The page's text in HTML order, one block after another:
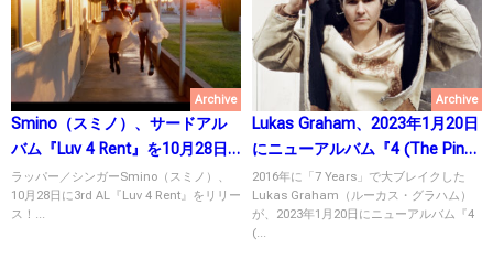
Archive
Smino（スミノ）、サードアル
バム『Luv 4 Rent』を10月28日
にリリース！
ラッパー／シンガーSmino（スミノ）、
10月28日に3rd AL『Luv 4 Rent』をリリー
ス！...
Archive
Lukas Graham、2023年1月20日
にニューアルバム『4 (The Pink
Album)』をリリース！
2016年に「7 Years」で大ブレイクした
Lukas Graham（ルーカス・グラハム）
が、2023年1月20日にニューアルバム『4
(...